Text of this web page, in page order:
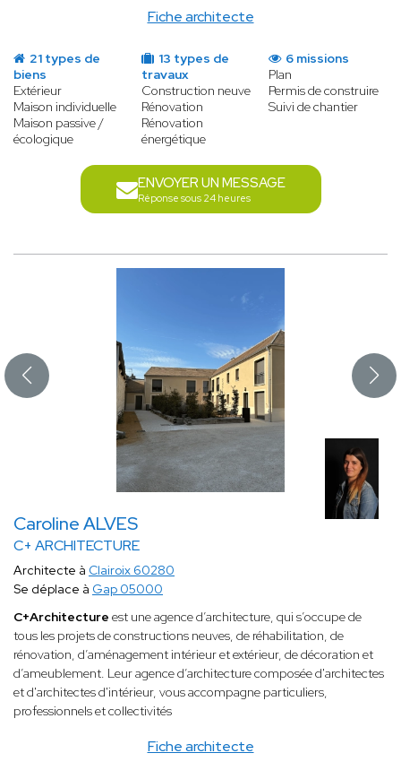
Fiche architecte
21 types de
biens
Extérieur
Maison individuelle
Maison passive /
écologique
13 types de
travaux
Construction neuve
Rénovation
Rénovation
énergétique
6 missions
Plan
Permis de construire
Suivi de chantier
ENVOYER UN MESSAGE
Réponse sous 24 heures
Caroline ALVES
C+ ARCHITECTURE
Fiche architecte
Architecte à Clairoix 60280
Se déplace à Gap 05000
C+Architecture est une agence d’architecture, qui s’occupe de
tous les projets de constructions neuves, de réhabilitation, de
rénovation, d’aménagement intérieur et extérieur, de décoration et
d’ameublement. Leur agence d’architecture composée d'architectes
et d'architectes d'intérieur, vous accompagne particuliers,
professionnels et collectivités